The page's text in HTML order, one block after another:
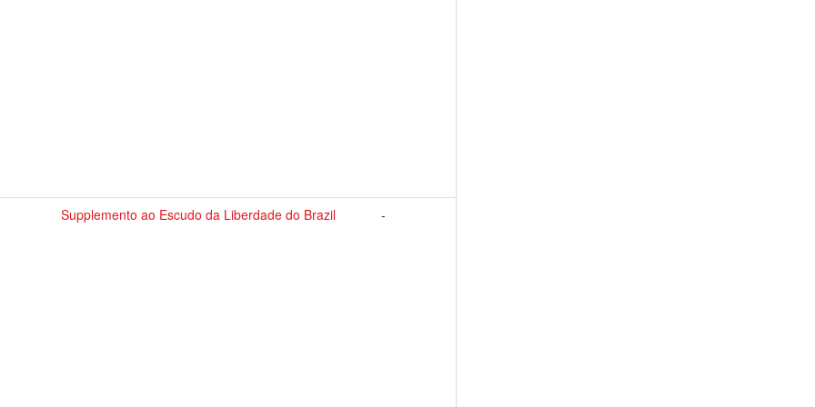
Supplemento ao Escudo da Liberdade do Brazil -